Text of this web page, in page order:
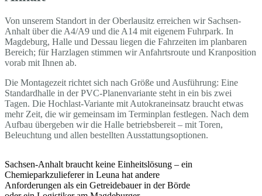
Von unserem Standort in der Oberlausitz erreichen wir Sachsen-
Anhalt über die A4/A9 und die A14 mit eigenem Fuhrpark. In
Magdeburg, Halle und Dessau liegen die Fahrzeiten im planbaren
Bereich; für Harzlagen stimmen wir Anfahrtsroute und Kranposition
vorab mit Ihnen ab.
Die Montagezeit richtet sich nach Größe und Ausführung: Eine
Standardhalle in der PVC-Planenvariante steht in ein bis zwei
Tagen. Die Hochlast-Variante mit Autokraneinsatz braucht etwas
mehr Zeit, die wir gemeinsam im Terminplan festlegen. Nach dem
Aufbau übergeben wir die Halle betriebsbereit – mit Toren,
Beleuchtung und allen bestellten Ausstattungsoptionen.
Sachsen-Anhalt braucht keine Einheitslösung – ein
Chemieparkzulieferer in Leuna hat andere
Anforderungen als ein Getreidebauer in der Börde